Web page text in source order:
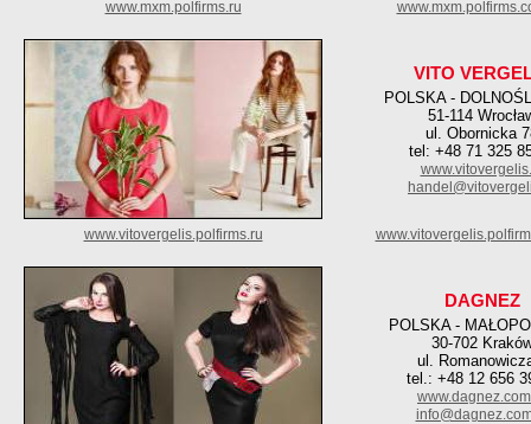
www.mxm.polfirms.ru
VITO
POLSKA -
51-114
ul. Obornicka
tel: +48 71 325
www.vitovergelis.polfirms.ru
DAGNEZ
POLSKA -
30-702
ul.
tel.: +48 12 656